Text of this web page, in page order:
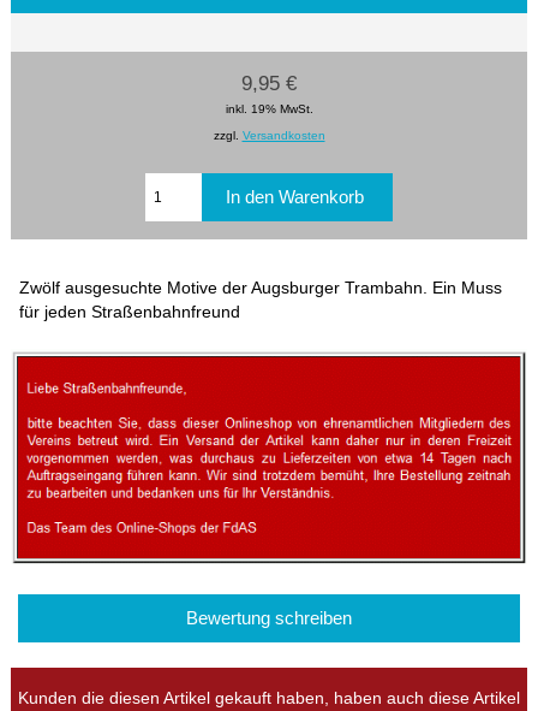
9,95 €
inkl. 19% MwSt.
zzgl. Versandkosten
Zwölf ausgesuchte Motive der Augsburger Trambahn. Ein Muss
für jeden Straßenbahnfreund
Bewertung schreiben
Kunden die diesen Artikel gekauft haben, haben auch diese Artikel